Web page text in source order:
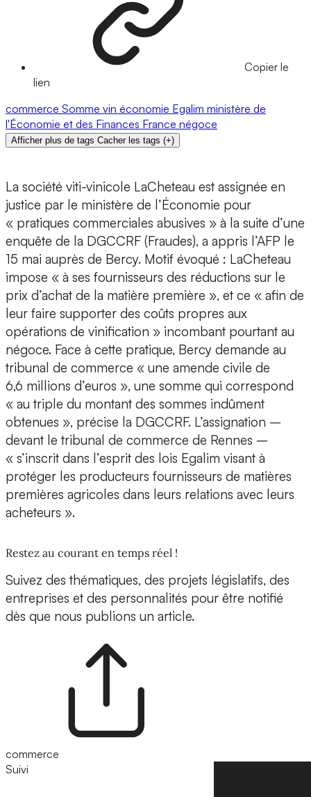
Copier le
lien
commerce Somme vin économie Egalim ministère de
l'Économie et des Finances France négoce
Afficher plus de tags Cacher les tags (+)
La société viti-vinicole LaCheteau est assignée en
justice par le ministère de l’Économie pour
« pratiques commerciales abusives » à la suite d’une
enquête de la DGCCRF (Fraudes), a appris l’AFP le
15 mai auprès de Bercy. Motif évoqué : LaCheteau
impose « à ses fournisseurs des réductions sur le
prix d’achat de la matière première », et ce « afin de
leur faire supporter des coûts propres aux
opérations de vinification » incombant pourtant au
négoce. Face à cette pratique, Bercy demande au
tribunal de commerce « une amende civile de
6,6 millions d’euros », une somme qui correspond
« au triple du montant des sommes indûment
obtenues », précise la DGCCRF. L’assignation –
devant le tribunal de commerce de Rennes –
« s’inscrit dans l’esprit des lois Egalim visant à
protéger les producteurs fournisseurs de matières
premières agricoles dans leurs relations avec leurs
acheteurs ».
Restez au courant en temps réel !
Suivez des thématiques, des projets législatifs, des
entreprises et des personnalités pour être notifié
dès que nous publions un article.
commerce
Suivi